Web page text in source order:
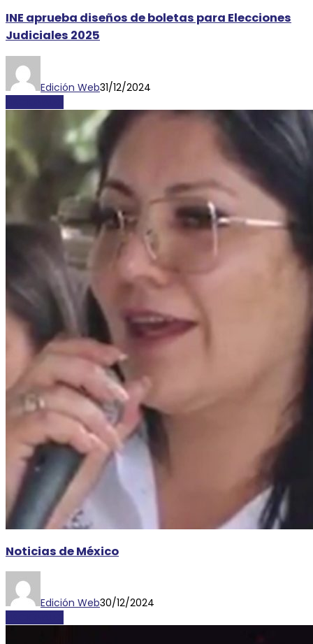
INE aprueba diseños de boletas para Elecciones
Judiciales 2025
Edición Web31/12/2024
Noticias de México
Edición Web30/12/2024